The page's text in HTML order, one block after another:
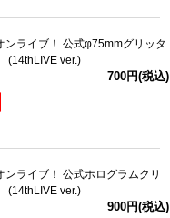
ンライブ！ 公式φ75mmグリッタ
(14thLIVE ver.)
700円(税込)
ンライブ！ 公式ホログラムクリ
(14thLIVE ver.)
900円(税込)